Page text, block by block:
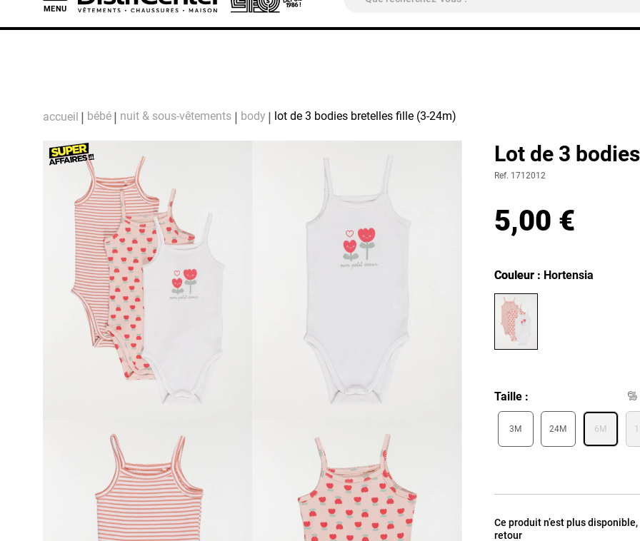
MENU
accueil bébé nuit & sous-vêtements body lot de 3 bodies bretelles fille (3-24m)
Lot de 3
Ref. 1712012
5,00 €
Couleur
Couleur : Hortensia
Taille
3M 24M 6M
Ce produit n’est plus
retour